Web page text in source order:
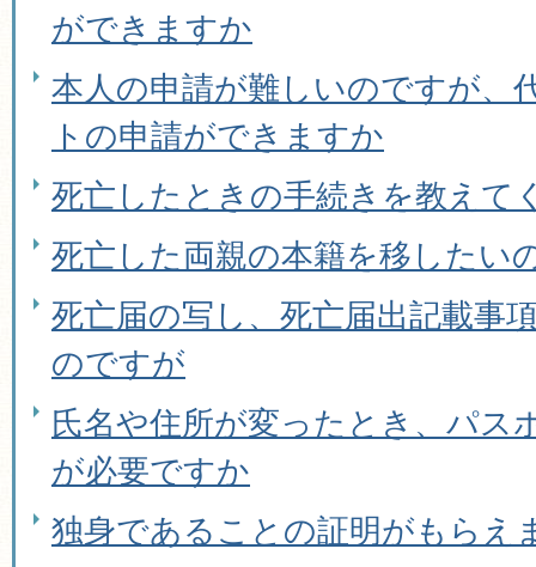
ができますか
本人の申請が難しいのですが、
トの申請ができますか
死亡したときの手続きを教えて
死亡した両親の本籍を移したい
死亡届の写し、死亡届出記載事
のですが
氏名や住所が変ったとき、パス
が必要ですか
独身であることの証明がもらえ